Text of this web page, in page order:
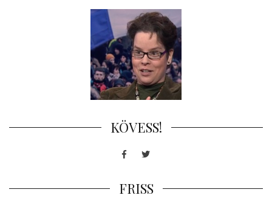
KÖVESS!
FacebookTwitter
FRISS